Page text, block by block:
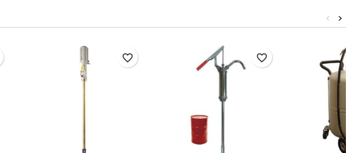
>
<
favorite_border favorite_border